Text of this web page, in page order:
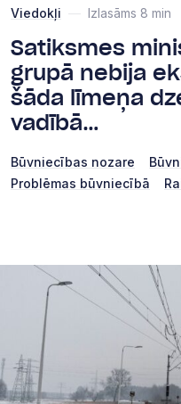
Viedokļi Izlasāms 8 min
Satiksmes
grupā nebija
šāda līmeņa
vadībā…
Būvniecības nozare
Problēmas būvniecībā